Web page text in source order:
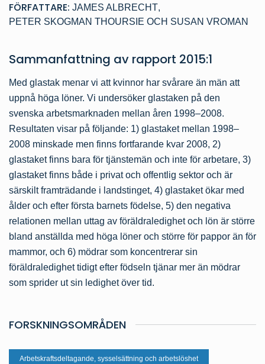
FÖRFATTARE: JAMES ALBRECHT,
PETER SKOGMAN THOURSIE OCH SUSAN VROMAN
Sammanfattning av rapport 2015:1
Med glastak menar vi att kvinnor har svårare än män att
uppnå höga löner. Vi undersöker glastaken på den
svenska arbetsmarknaden mellan åren 1998–2008.
Resultaten visar på följande: 1) glastaket mellan 1998–
2008 minskade men finns fortfarande kvar 2008, 2)
glastaket finns bara för tjänstemän och inte för arbetare, 3)
glastaket finns både i privat och offentlig sektor och är
särskilt framträdande i landstinget, 4) glastaket ökar med
ålder och efter första barnets födelse, 5) den negativa
relationen mellan uttag av föräldraledighet och lön är större
bland anställda med höga löner och större för pappor än för
mammor, och 6) mödrar som koncentrerar sin
föräldraledighet tidigt efter födseln tjänar mer än mödrar
som sprider ut sin ledighet över tid.
FORSKNINGSOMRÅDEN
Arbetskraftsdeltagande, sysselsättning och arbetslöshet